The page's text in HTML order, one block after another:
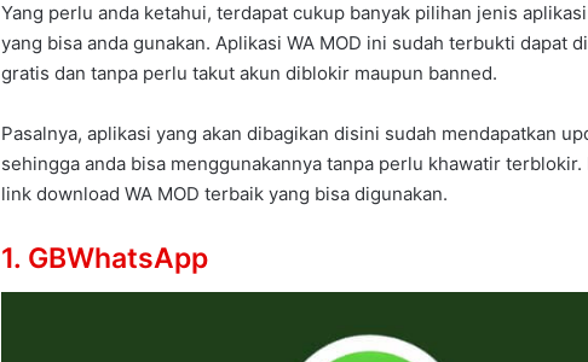
Yang perlu anda ketahui, terdapat cukup banyak pilihan jenis
yang bisa anda gunakan. Aplikasi WA MOD ini sudah terbukti dapat
gratis dan tanpa perlu takut akun diblokir maupun banned.
Pasalnya, aplikasi yang akan dibagikan disini sudah mendapatkan
sehingga anda bisa menggunakannya tanpa perlu khawatir
link download WA MOD terbaik yang bisa digunakan.
1. GBWhatsApp